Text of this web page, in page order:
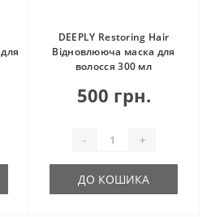
DEEPLY Restoring Hair
Відновлююча маска для
волосся 300 мл
500 грн.
- +
ДО КОШИКА